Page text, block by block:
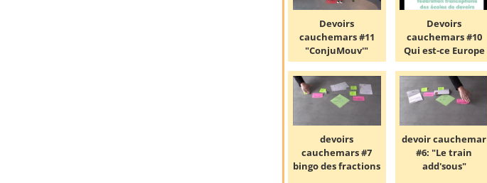
Devoirs
cauchemars #11
"ConjuMouv'"
Devoirs
cauchemars #10
Qui est-ce Europe
devoirs
cauchemars #7
bingo des fractions
devoir cauchemar
#6: "Le train
add'sous"